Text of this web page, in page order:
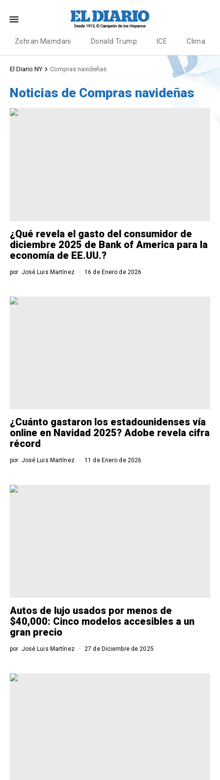
Zohran Mamdani Donald Trump ICE Clima
El Diario NY Compras navideñas
Noticias de Compras navideñas
¿Qué revela el gasto del consumidor de
diciembre 2025 de Bank of America para la
economía de EE.UU.?
por José Luis Martínez 16 de Enero de 2026
¿Cuánto gastaron los estadounidenses vía
online en Navidad 2025? Adobe revela cifra
récord
por José Luis Martínez 11 de Enero de 2026
Autos de lujo usados por menos de
$40,000: Cinco modelos accesibles a un
gran precio
por José Luis Martínez 27 de Diciembre de 2025